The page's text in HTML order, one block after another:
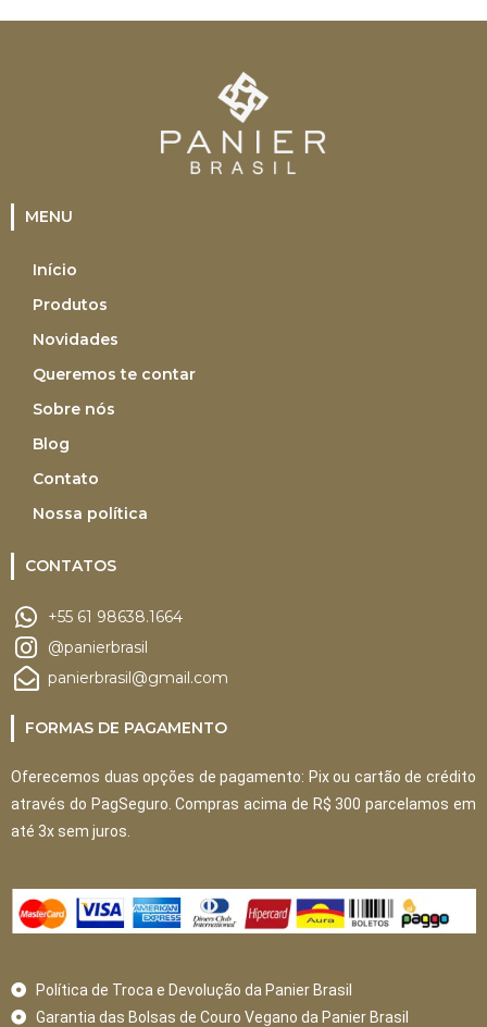
MENU
Início
Produtos
Novidades
Queremos te contar
Sobre nós
Blog
Contato
Nossa política
CONTATOS
+55 61 98638.1664
@panierbrasil
panierbrasil@gmail.com
FORMAS DE PAGAMENTO
Oferecemos duas opções de pagamento: Pix ou cartão de crédito
através do PagSeguro. Compras acima de R$ 300 parcelamos em
até 3x sem juros.
Política de Troca e Devolução da Panier Brasil
Garantia das Bolsas de Couro Vegano da Panier Brasil